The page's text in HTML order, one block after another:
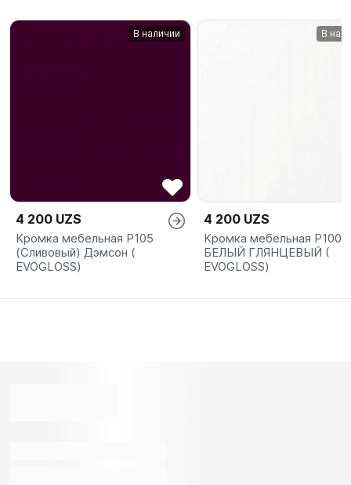
В наличии
4 200 UZS
Кромка мебельная P105
(Сливовый) Дэмсон (
EVOGLOSS)
В
4 200 UZS
Кромка мебельная P100
БЕЛЫЙ ГЛЯНЦЕВЫЙ (
EVOGLOSS)